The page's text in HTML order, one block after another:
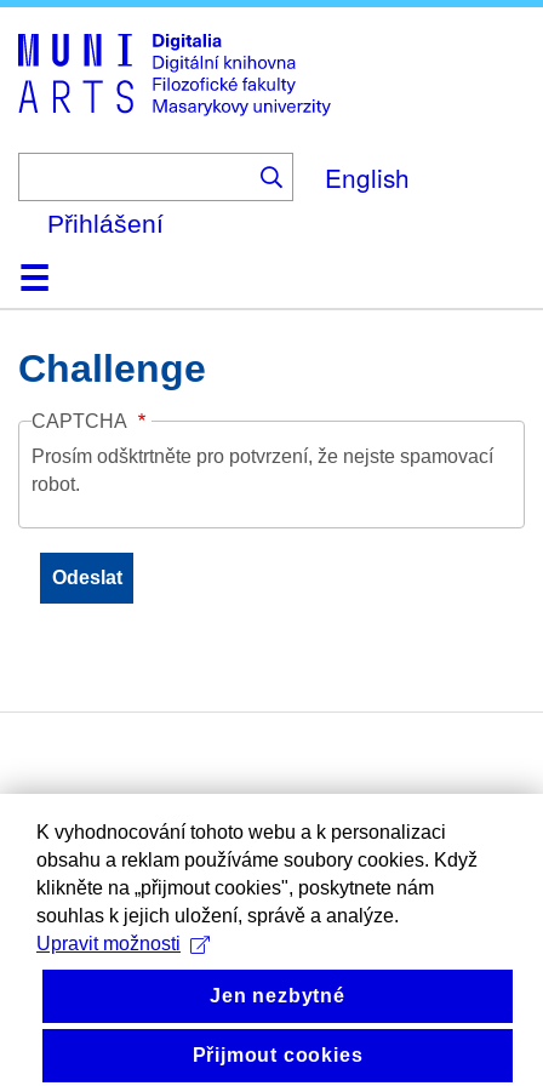
to
main
content
English
Přihlášení
DomůKolekce
Prohlížení
Vyhledávání
O platformě
Nápověda
KontaktDigitalia
Challenge
CAPTCHA
Prosím odšktrtněte pro potvrzení, že nejste spamovací
robot.
K vyhodnocování tohoto webu a k personalizaci
obsahu a reklam používáme soubory cookies. Když
klikněte na „přijmout cookies", poskytnete nám
souhlas k jejich uložení, správě a analýze.
Upravit možnosti
Jen nezbytné
Přijmout cookies